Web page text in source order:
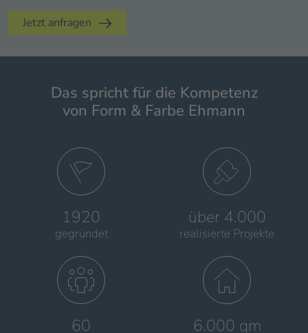
Jetzt anfragen
Das spricht für die Kompetenz
von Form & Farbe Ehmann
1920
gegründet
über 4.000
realisierte Projekte
60 6.000 qm